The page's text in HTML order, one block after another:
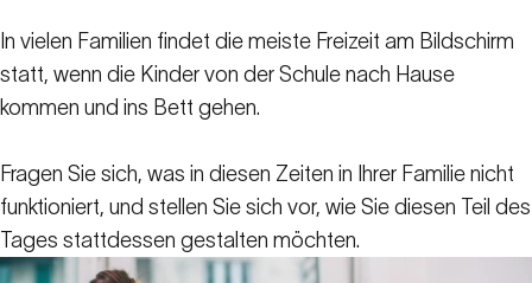
In vielen Familien findet die meiste Freizeit am Bildschirm
statt, wenn die Kinder von der Schule nach Hause
kommen und ins Bett gehen.
Fragen Sie sich, was in diesen Zeiten in Ihrer Familie nicht
funktioniert, und stellen Sie sich vor, wie Sie diesen Teil des
Tages stattdessen gestalten möchten.